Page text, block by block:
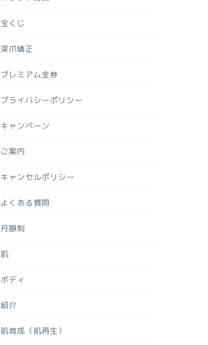
宝くじ
深爪矯正
プレミアム金券
プライバシーポリシー
キャンペーン
ご案内
キャンセルポリシー
よくある質問
月額制
肌
ボディ
紹介
肌育成（肌再生）